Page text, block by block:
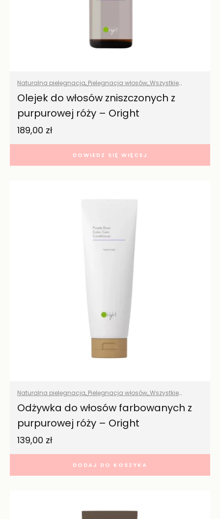
Naturalna pielęgnacja, Pielęgnacja włosów,Wszystkie
produkty
Olejek do włosów zniszczonych z
purpurowej róży – Oright
189,00 zł
DOWIEDZ SIĘ WIĘCEJ
Naturalna pielęgnacja, Pielęgnacja włosów,Wszystkie
produkty
Odżywka do włosów farbowanych z
purpurowej róży – Oright
139,00 zł
DODAJ DO KOSZYKA